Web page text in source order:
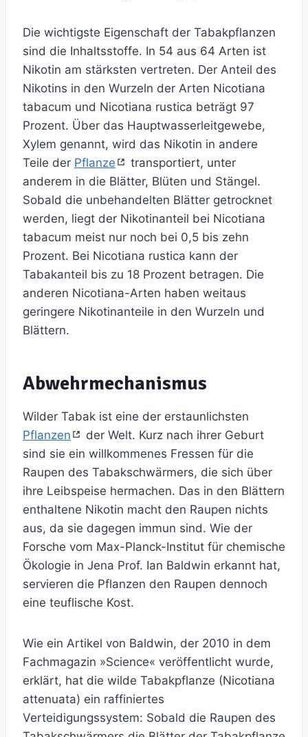
Die wichtigste Eigenschaft der Tabakpflanzen
sind die Inhaltsstoffe. In 54 aus 64 Arten ist
Nikotin am stärksten vertreten. Der Anteil des
Nikotins in den Wurzeln der Arten Nicotiana
tabacum und Nicotiana rustica beträgt 97
Prozent. Über das Hauptwasserleitgewebe,
Xylem genannt, wird das Nikotin in andere
Teile der Pflanze
transportiert, unter
anderem in die Blätter, Blüten und Stängel.
Sobald die unbehandelten Blätter getrocknet
werden, liegt der Nikotinanteil bei Nicotiana
tabacum meist nur noch bei 0,5 bis zehn
Prozent. Bei Nicotiana rustica kann der
Tabakanteil bis zu 18 Prozent betragen. Die
anderen Nicotiana-Arten haben weitaus
geringere Nikotinanteile in den Wurzeln und
Blättern.
Abwehrmechanismus
Wilder Tabak ist eine der erstaunlichsten
Pflanzen
der Welt. Kurz nach ihrer Geburt
sind sie ein willkommenes Fressen für die
Raupen des Tabakschwärmers, die sich über
ihre Leibspeise hermachen. Das in den Blättern
enthaltene Nikotin macht den Raupen nichts
aus, da sie dagegen immun sind. Wie der
Forsche vom Max-Planck-Institut für chemische
Ökologie in Jena Prof. Ian Baldwin erkannt hat,
servieren die Pflanzen den Raupen dennoch
eine teuflische Kost.
Wie ein Artikel von Baldwin, der 2010 in dem
Fachmagazin »Science« veröffentlicht wurde,
erklärt, hat die wilde Tabakpflanze (Nicotiana
attenuata) ein raffiniertes
Verteidigungssystem: Sobald die Raupen des